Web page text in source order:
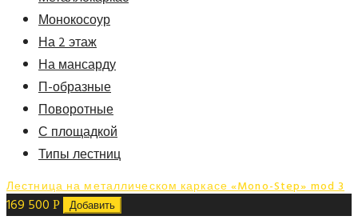
Монокосоур
На 2 этаж
На мансарду
П-образные
Поворотные
С площадкой
Типы лестниц
Лестница на металлическом каркасе «Mono-Step» mod 3
169 500 Р Добавить